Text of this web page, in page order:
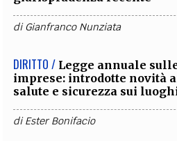
diGianfranco Nunziata
DIRITTO / Legge annuale
imprese: introdotte novità
salute e sicurezza sui
diEster Bonifacio